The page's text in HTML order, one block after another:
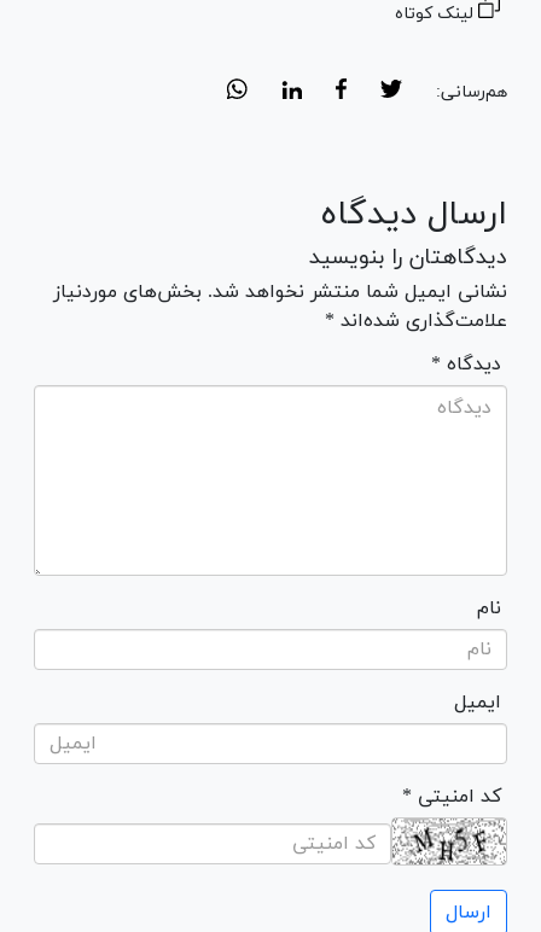
لینک کوتاه
هم‌رسانی:
ارسال دیدگاه
دیدگاهتان را بنویسید
نشانی ایمیل شما منتشر نخواهد شد. بخش‌های موردنیاز
علامت‌گذاری شده‌اند *
* دیدگاه
نام
ایمیل
* کد امنیتی